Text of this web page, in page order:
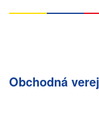
Obchodná